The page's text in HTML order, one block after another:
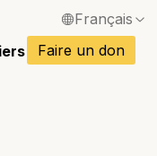
Français
/ Anglais
/ Espagnol
Faire un don